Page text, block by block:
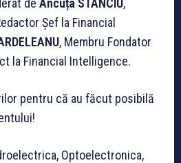
Șef la Financial
, Membru Fondator
la Financial Intelligence.
pentru că au făcut posibilă
Optoelectronica,